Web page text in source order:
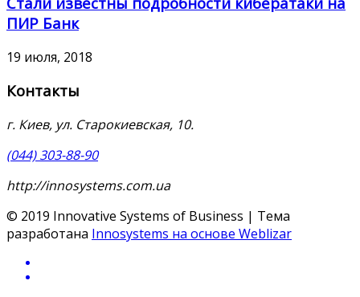
ПИР Банк
19 июля, 2018
Контакты
г. Киев, ул. Старокиевская, 10.
(044) 303-88-90
http://innosystems.com.ua
© 2019 Innovative Systems of Business | Тема
разработана Innosystems на основе Weblizar